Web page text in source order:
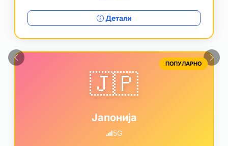
Детали
ПОПУЛАРНО
🇯🇵
Јапонија
5G
Претходна